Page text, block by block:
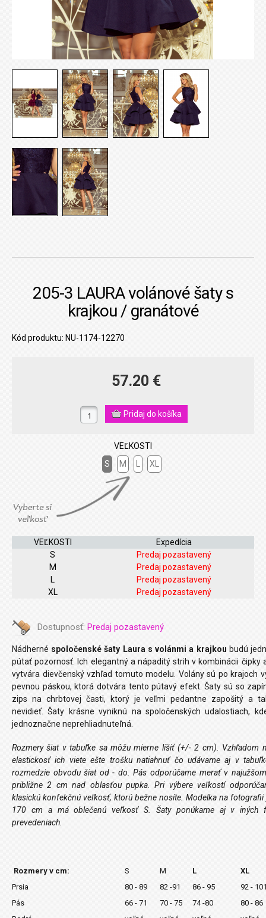
205-3 LAURA volánové šaty s
krajkou / granátové
Kód produktu: NU-1174-12270
57.20 €
VEĽKOSTI
S
M XL
VEĽKOSTI
Expedícia
S
Predaj pozastavený
M
Predaj pozastavený
L
Predaj pozastavený
XL
Predaj pozastavený
Dostupnosť: Predaj pozastavený
Nádherné spoločenské šaty Laura s volánmi a krajkou budú
pútať pozornosť. Ich elegantný a nápaditý strih v kombinácii čipky
vytvára dievčenský vzhľad tomuto modelu. Volány sú po krajoch
pevnou páskou, ktorá dotvára tento pútavý efekt. Šaty sú so
zips na chrbtovej časti, ktorý je veľmi pedantne zapošitý a
nevidieť. Šaty krásne vyniknú na spoločenských udalostiach,
jednoznačne neprehliadnuteľná.
Rozmery šiat v tabuľke sa môžu mierne líšiť (+/- 2 cm). Vzhľadom
elastickosť ich viete ešte trošku natiahnuť čo udávame aj v
rozmedzie obvodu šiat od - do. Pás odporúčame merať v
približne 2 cm nad oblasťou pupka. Pri výbere veľkostí
klasickú konfekčnú veľkosť, ktorú bežne nosíte. Modelka na fotografii
170 cm a má oblečenú veľkosť S. Šaty ponúkame aj v iných
prevedeniach.
Rozmery v cm: S M L
XL
Prsia
80 - 89 82 -91 86 - 95
92 -
Pás
66 - 71 70 - 75 74 -80
80 - 86